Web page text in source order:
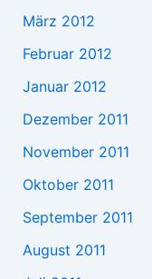
März 2012
Februar 2012
Januar 2012
Dezember 2011
November 2011
Oktober 2011
September 2011
August 2011